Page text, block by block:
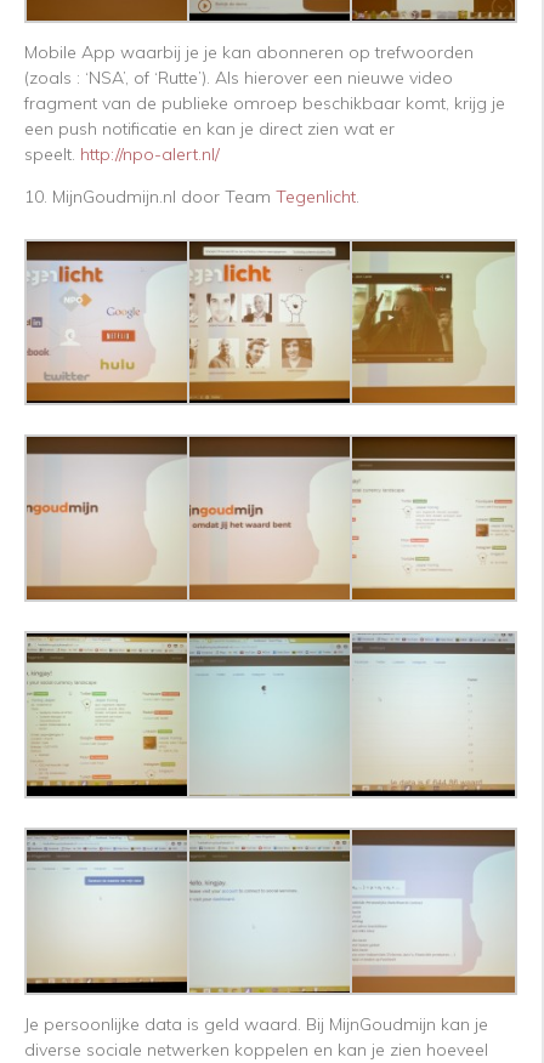
Mobile App waarbij je je kan abonneren op trefwoorden
(zoals : ‘NSA’, of ‘Rutte’). Als hierover een nieuwe video
fragment van de publieke omroep beschikbaar komt, krijg je
een push notificatie en kan je direct zien wat er
speelt. http://npo-alert.nl/
10. MijnGoudmijn.nl door Team Tegenlicht
Je persoonlijke data is geld waard. Bij MijnGoudmijn kan je
diverse sociale netwerken koppelen en kan je zien hoeveel